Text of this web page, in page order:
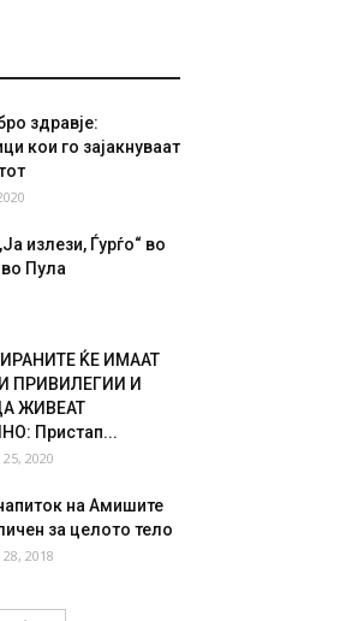
41° 41 °
здравје:
кои го зајакнуваат
излези, Ѓурѓо“ во
Пула